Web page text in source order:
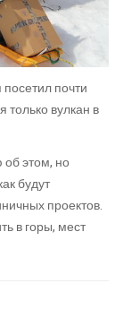
почти
вулкан в
об этом, но
будут
проектов.
в горы, мест